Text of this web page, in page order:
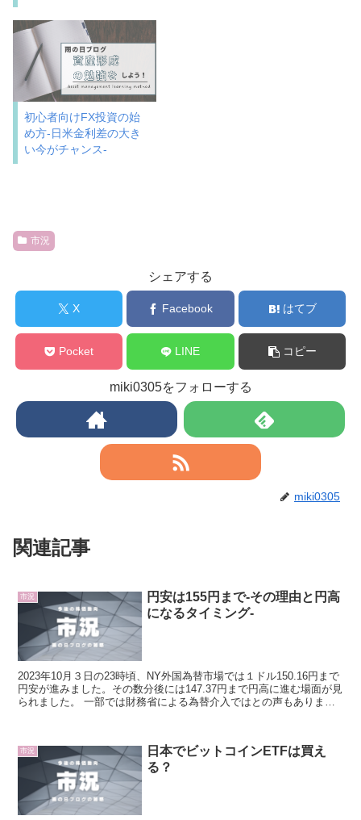
初心者向けFX投資の始
め方-日米金利差の大き
い今がチャンス-
市況
シェアする
X Facebook はてブ
Pocket LINE コピー
miki0305をフォローする
miki0305
関連記事
市況
円安は155円まで-その理由と円高
になるタイミング-
2023年10月３日の23時頃、NY外国為替市場では１ドル150.16円まで
円安が進みました。その数分後には147.37円まで円高に進む場面が見
られました。 一部では財務省による為替介入ではとの声もあります
市況
日本でビットコインETFは買え
る？